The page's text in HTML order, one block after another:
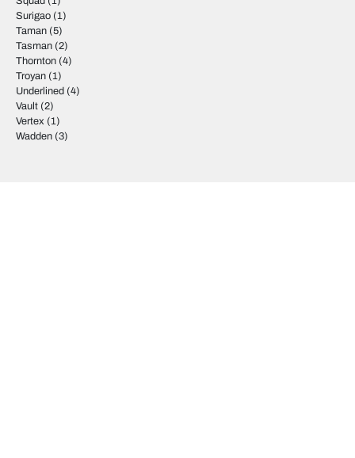
Surigao (1)
Taman (5)
Tasman (2)
Thornton (4)
Troyan (1)
Underlined (4)
Vault (2)
Vertex (1)
Wadden (3)